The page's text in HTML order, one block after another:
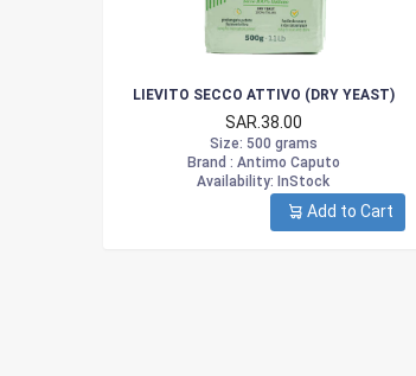
LIEVITO SECCO ATTIVO (DRY YEAST)
SAR.38.00
Size: 500 grams
Brand : Antimo Caputo
Availability: InStock
Add to Cart